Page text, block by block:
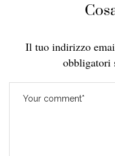
Il tuo indirizzo
obbligatori